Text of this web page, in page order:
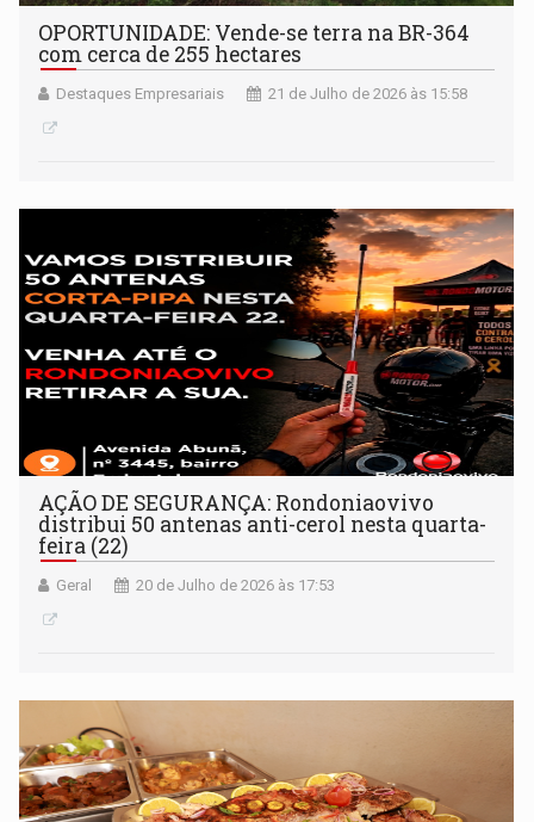
OPORTUNIDADE: Vende-se terra na BR-364
com cerca de 255 hectares
Destaques Empresariais 21 de Julho de 2026 às 15:58
AÇÃO DE SEGURANÇA: Rondoniaovivo
distribui 50 antenas anti-cerol nesta quarta-
feira (22)
Geral 20 de Julho de 2026 às 17:53